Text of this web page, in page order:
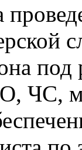
под
ЧС,